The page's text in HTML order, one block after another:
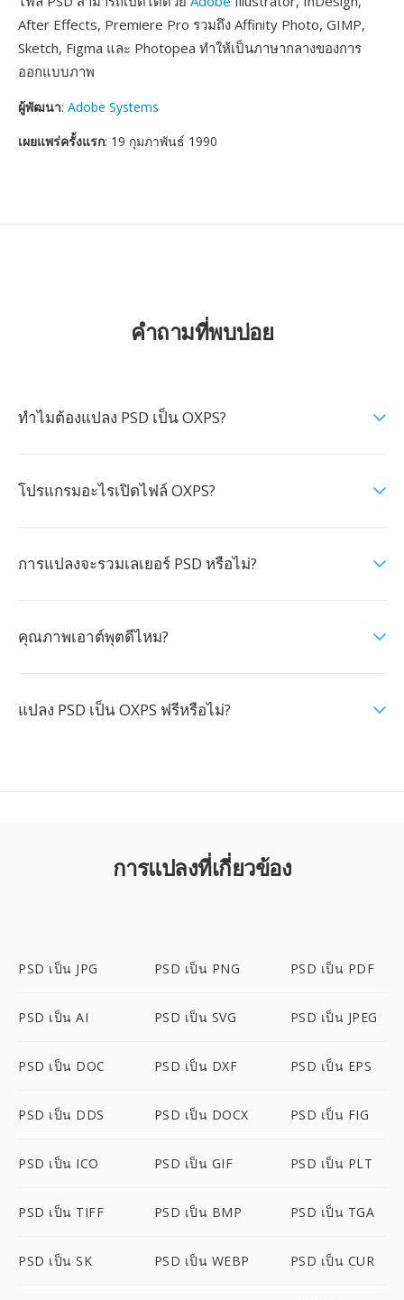
After Effects, Premiere Pro รวมถึง Affinity Photo, GIMP,
Sketch, Figma และ Photopea ทำให้เป็นภาษากลางของการ
ออกแบบภาพ
ผู้พัฒนา: Adobe Systems
เผยแพร่ครั้งแรก: 19 กุมภาพันธ์ 1990
คำถามที่พบบ่อย
ทำไมต้องแปลง PSD เป็น OXPS?
โปรแกรมอะไรเปิดไฟล์ OXPS?
การแปลงจะรวมเลเยอร์ PSD หรือไม่?
คุณภาพเอาต์พุตดีไหม?
แปลง PSD เป็น OXPS ฟรีหรือไม่?
การแปลงที่เกี่ยวข้อง
PSD เป็น JPG PSD เป็น PNG PSD เป็น PDF
PSD เป็น AI PSD เป็น SVG PSD เป็น JPEG
PSD เป็น DOC PSD เป็น DXF PSD เป็น EPS
PSD เป็น DDS PSD เป็น DOCX PSD เป็น FIG
PSD เป็น ICO PSD เป็น GIF PSD เป็น PLT
PSD เป็น TIFF PSD เป็น BMP PSD เป็น TGA
PSD เป็น SK PSD เป็น WEBP PSD เป็น CUR